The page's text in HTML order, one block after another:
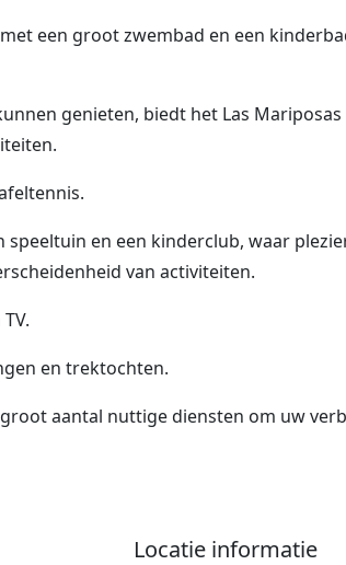
een groot zwembad en een
genieten, biedt het Las
speeltuin en een kinderclub, waar
van activiteiten.
en trektochten.
aantal nuttige diensten om uw
Locatie informatie